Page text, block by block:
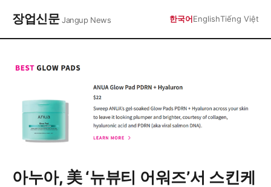
장업신문Jangup News 한국어EnglishTiếng Việt
아누아, 美 ‘뉴뷰티 어워즈’서 스킨케